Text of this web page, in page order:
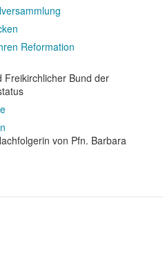
Reformation
Freikirchlicher Bund der
von Pfn. Barbara